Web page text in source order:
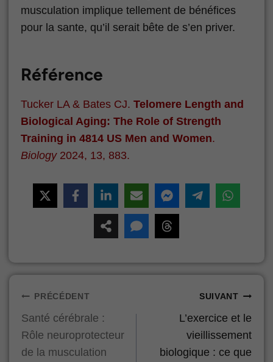
musculation implique tellement de bénéfices
pour la sante, qu’il serait bête de s’en priver.
Référence
Tucker LA & Bates CJ. Telomere Length and
Biological Aging: The Role of Strength
Training in 4814 US Men and Women.
Biology2024, 13, 883.
Navigation
de
l’article
PRÉCÉDENT
Santé cérébrale :
Rôle neuroprotecteur
de la musculation
SUIVANT
L’exercice et le
vieillissement
biologique : ce que